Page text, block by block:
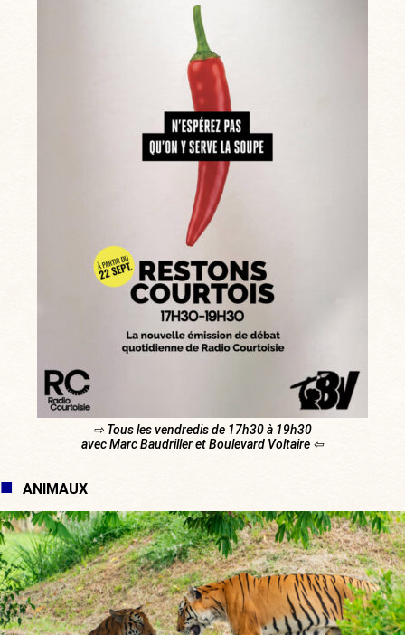
⇨ Tous les vendredis de 17h30 à 19h30
avec Marc Baudriller et Boulevard Voltaire ⇦
ANIMAUX